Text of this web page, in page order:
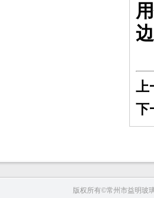
上
下
版权所有©常州市益明玻